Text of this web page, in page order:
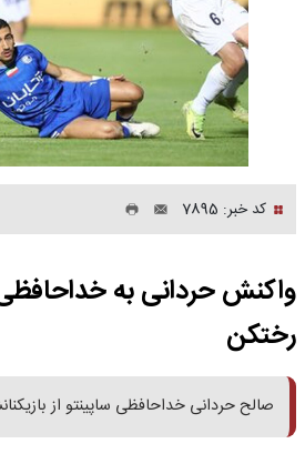
کد خبر: 7895
واکنش حردانی به
رختکن
صالح حردانی خداحافظی ساپینتو از